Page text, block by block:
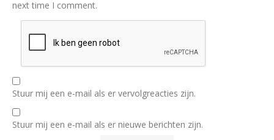
next time I comment.
Stuur mij een e-mail als er vervolgreacties zijn.
Stuur mij een e-mail als er nieuwe berichten zijn.